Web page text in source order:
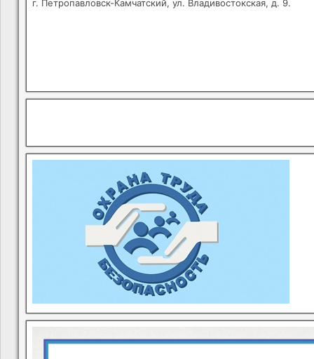
г. Петропавловск-Камчатский, ул. Владивостокская, д. 9.